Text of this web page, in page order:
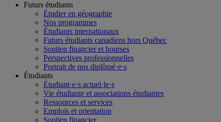
Futurs étudiants
Étudier en géographie
Nos programmes
Étudiants internationaux
Futurs étudiants canadiens hors Québec
Soutien financier et bourses
Perspectives professionnelles
Portrait de nos diplômé·e·s
Étudiants
Étudiant·e·s actuel·le·s
Vie étudiante et associations étudiantes
Ressources et services
Emplois et orientation
Soutien financier